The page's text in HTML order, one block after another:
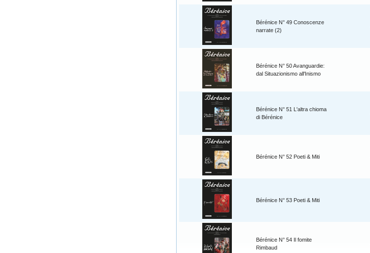
Bérénice N° 49 Conoscenze
narrate (2)
Bérénice N° 50 Avanguardie:
dal Situazionismo all'Inismo
Bérénice N° 51 L'altra chioma
di Bérénice
Bérénice N° 52 Poeti & Miti
Bérénice N° 53 Poeti & Miti
Bérénice N° 54 Il fomite
Rimbaud